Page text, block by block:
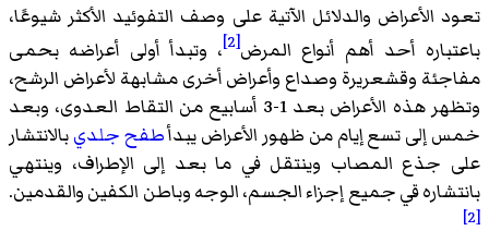
تعود الأعراض والدلائل الآتية على وصف التفوئيد الأكثر شيوعًا،
باعتباره أحد أهم أنواع المرض[2]
، وتبدأ أولى أعراضه بحمى
مفاجئة وقشعريرة وصداع وأعراض أخرى مشابهة لأعراض الرشح،
وتظهر هذه الأعراض بعد 1-3 أسابيع من التقاط العدوى، وبعد
خمس إلى تسع إيام من ظهور الأعراض يبدأطفح جلديبالانتشار
على جذع المصاب وينتقل في ما بعد إلى الإطراف، وينتهي
بانتشاره قي جميع إجزاء الجسم، الوجه وباطن الكفين والقدمين.
[2]